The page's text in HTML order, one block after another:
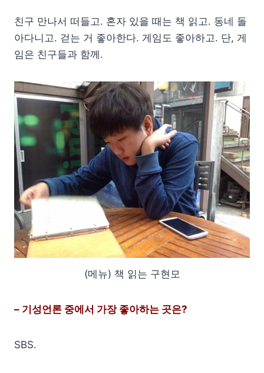
친구 만나서 떠들고. 혼자 있을 때는 책 읽고. 동네 돌
아다니고. 걷는 거 좋아한다. 게임도 좋아하고. 단, 게
임은 친구들과 함께.
(메뉴) 책 읽는 구현모
– 기성언론 중에서 가장 좋아하는 곳은?
SBS.